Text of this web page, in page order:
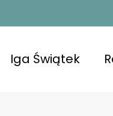
Iga Świątek